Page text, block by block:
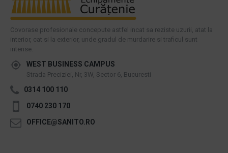
Covorase profesionale concepute astfel incat sa reziste uzurii, atat la
interior, cat si la exterior, unde gradul de murdarire si traficul sunt
intense.
WEST BUSINESS CAMPUS
Strada Preciziei, Nr, 3W, Sector 6, Bucuresti
0314 100 110
0740 230 170
OFFICE@SANITO.RO